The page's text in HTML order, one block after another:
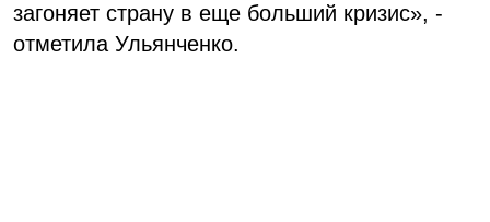
загоняет страну в еще больший кризис», -
отметила Ульянченко.